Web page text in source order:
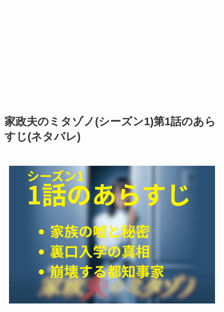
家政夫のミタゾノ(シーズン1)第1話のあら
すじ(ネタバレ)